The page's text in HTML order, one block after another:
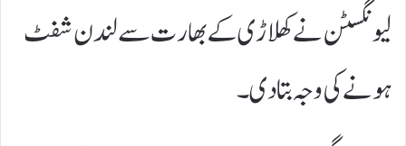
لیونگسٹن نے کھلاڑی کے بھارت سے لندن شفٹ
ہونے کی وجہ بتادی۔